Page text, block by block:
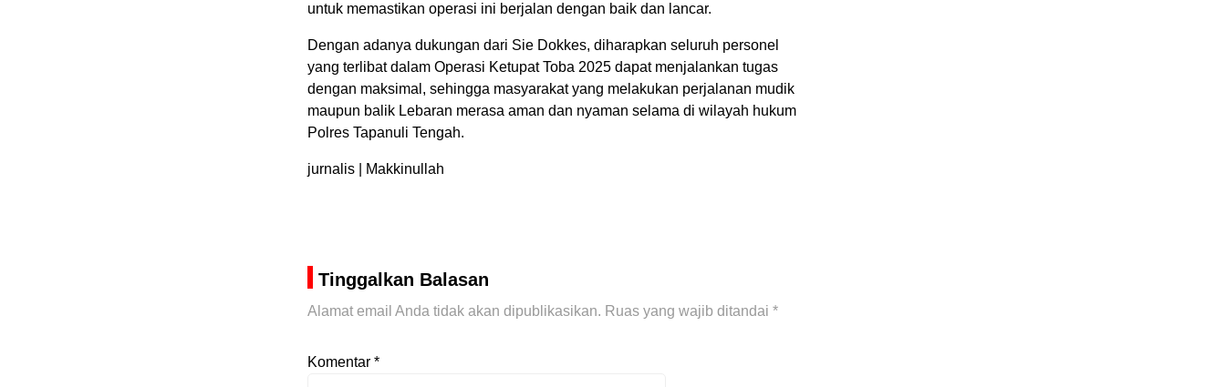
untuk memastikan operasi ini berjalan dengan baik dan lancar.
Dengan adanya dukungan dari Sie Dokkes, diharapkan seluruh personel
yang terlibat dalam Operasi Ketupat Toba 2025 dapat menjalankan tugas
dengan maksimal, sehingga masyarakat yang melakukan perjalanan mudik
maupun balik Lebaran merasa aman dan nyaman selama di wilayah hukum
Polres Tapanuli Tengah.
jurnalis | Makkinullah
Tinggalkan Balasan
Alamat email Anda tidak akan dipublikasikan. Ruas yang wajib ditandai *
Komentar *